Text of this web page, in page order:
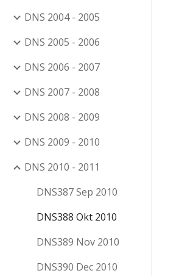
DNS 2004 - 2005
DNS 2005 - 2006
DNS 2006 - 2007
DNS 2007 - 2008
DNS 2008 - 2009
DNS 2009 - 2010
DNS 2010 - 2011
DNS387 Sep 2010
DNS388 Okt 2010
DNS389 Nov 2010
DNS390 Dec 2010